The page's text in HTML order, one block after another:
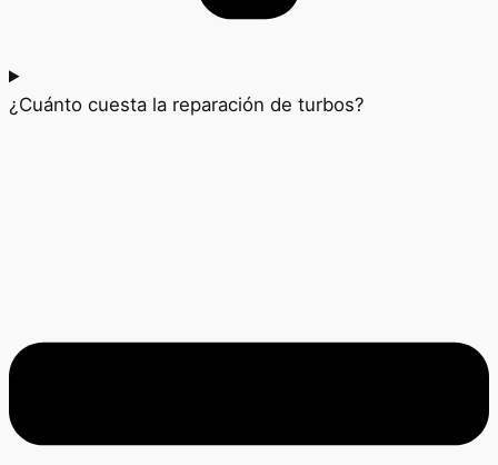
¿Cuánto cuesta la reparación de turbos?